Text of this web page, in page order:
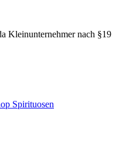
Kleinunternehmer nach §19